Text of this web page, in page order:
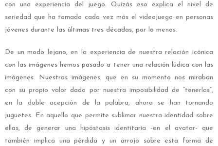
con una experiencia del juego. Quizás eso explica el nivel de
seriedad que ha tomado cada vez más el videojuego en personas
jóvenes durante las últimas tres décadas, por lo menos.
De un modo lejano, en la experiencia de nuestra relación icónica
con las imágenes hemos pasado a tener una relación lúdica con las
imágenes. Nuestras imágenes, que en su momento nos miraban
con su propio valor dado por nuestra imposibilidad de “tenerlas”,
en la doble acepción de la palabra, ahora se han tornando
juguetes. En aquello que permite sublimar nuestra identidad sobre
ellas, de generar una hipóstasis identitaria -en el avatar- que
también implica una pérdida y un arrojo sobre esta forma de